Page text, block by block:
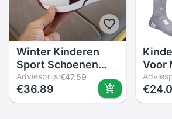
Winter Kinderen
Sport Schoenen
Kinderen Casual
Jongens Pluche
Sneaker Herfst
Adviesprijs:€47.59
€36.89
Voor